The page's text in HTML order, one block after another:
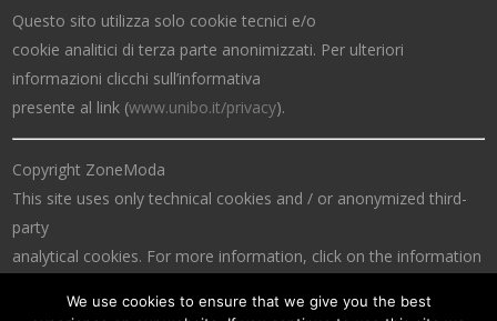
Questo sito utilizza solo cookie tecnici e/o
cookie analitici di terza parte anonimizzati. Per ulteriori
informazioni clicchi sull’informativa
presente al link (www.unibo.it/privacy).
Copyright ZoneModa
This site uses only technical cookies and / or anonymized third-
party
analytical cookies. For more information, click on the information
We use cookies to ensure that we give you the best